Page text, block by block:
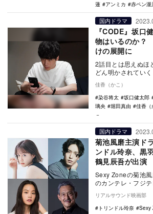
蓮
アンミカ 赤ペン瀧
国内ドラマ
『CODE』坂口
物はいるのか？
けの展開に
2話目とは思えぬほ
どん明かされてい
－』（読売テレビ
んな…
佳香（かこ）
染谷将太
坂口健太郎
璃央
堀田真由 佳香（
－
国内ドラマ
菊池風磨主演ド
ンドル玲奈、黒
鶴見辰吾が出演
Sexy Zoneの菊池
のカンテレ・フジ
ン『ウソ婚』の新
ドル…
リアルサウンド映画部
トリンドル玲奈
Sexy